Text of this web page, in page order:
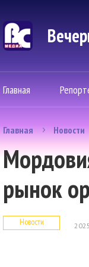
Главная
Главная Новости
рынок
Новости